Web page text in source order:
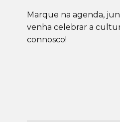
Marque na agenda,
venha celebrar a
connosco!